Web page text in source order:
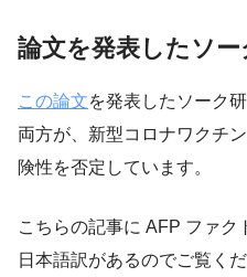
論文を発表したソ
この論文を発表したソーク
両方が、新型コロナワクチ
険性を否定しています。
こちらの記事に AFP ファ
日本語訳があるのでご覧くだ